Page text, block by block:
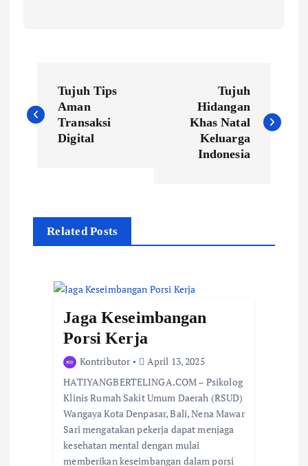
o
s
a
v
Tujuh Tips
Aman
Transaksi
Digital
Tujuh
Hidangan
Khas Natal
Keluarga
Indonesia
Related Posts
Jaga Keseimbangan
Porsi Kerja
Kontributor
April 13, 2025
HATIYANGBERTELINGA.COM – Psikolog
Klinis Rumah Sakit Umum Daerah (RSUD)
Wangaya Kota Denpasar, Bali, Nena Mawar
Sari mengatakan pekerja dapat menjaga
kesehatan mental dengan mulai
memberikan keseimbangan dalam porsi